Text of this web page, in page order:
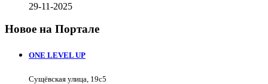
29-11-2025
Новое на Портале
ONE LEVEL UP
Сущёвская улица, 19с5